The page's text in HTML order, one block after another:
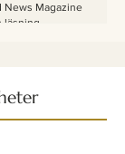
News Magazine
läsning